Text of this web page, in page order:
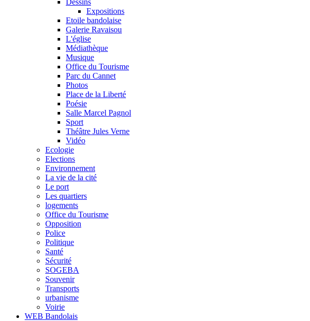
Dessins
Expositions
Etoile bandolaise
Galerie Ravaisou
L'église
Médiathèque
Musique
Office du Tourisme
Parc du Cannet
Photos
Place de la Liberté
Poésie
Salle Marcel Pagnol
Sport
Théâtre Jules Verne
Vidéo
Ecologie
Elections
Environnement
La vie de la cité
Le port
Les quartiers
logements
Office du Tourisme
Opposition
Police
Politique
Santé
Sécurité
SOGEBA
Souvenir
Transports
urbanisme
Voirie
WEB Bandolais